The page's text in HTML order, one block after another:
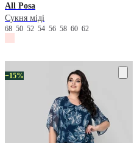
All Posa
Сукня міді
68 50 52 54 56 58 60 62
−15%